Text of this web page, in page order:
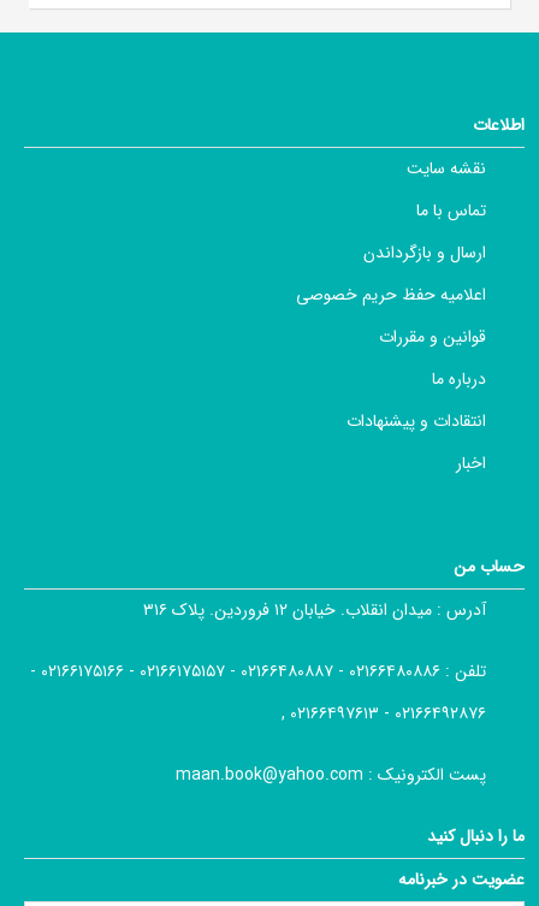
اطلاعات
نقشه سایت
تماس با ما
ارسال و بازگرداندن
اعلامیه حفظ حریم خصوصی
قوانین و مقررات
درباره ما
انتقادات و پیشنهادات
اخبار
حساب من
آدرس : میدان انقلاب. خیابان ۱۲ فروردین. پلاک ۳۱۶
تلفن :
۰۲۱۶۶۴۸۰۸۸۶ - ۰۲۱۶۶۴۸۰۸۸۷ - ۰۲۱۶۶۱۷۵۱۵۷ - ۰۲۱۶۶۱۷۵۱۶۶ -
۰۲۱۶۶۴۹۲۸۷۶ - ۰۲۱۶۶۴۹۷۶۱۳ ,
پست الکترونیک : maan.book@yahoo.com
ما را دنبال کنید
عضویت در خبرنامه